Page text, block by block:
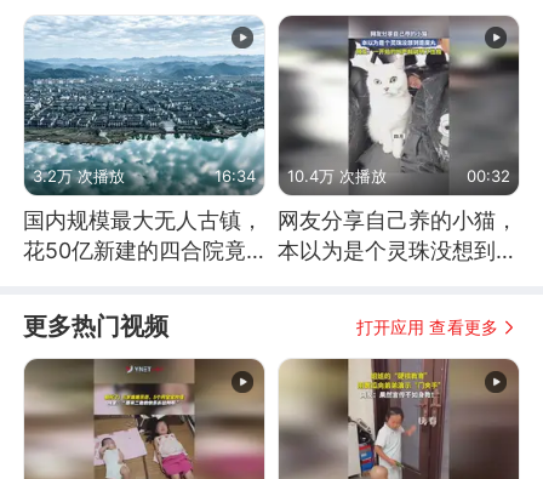
3.2万 次播放 16:34
国内规模最大无人古镇，
花50亿新建的四合院竟
10.4万 次播放 00:32
网友分享自己养的小猫，
本以为是个灵珠没想到是
更多热门视频 打开应用 查看更多